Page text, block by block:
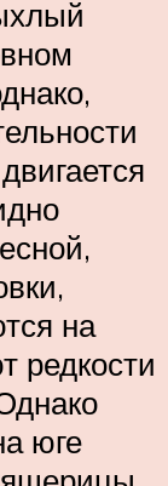
на
редкости
юге